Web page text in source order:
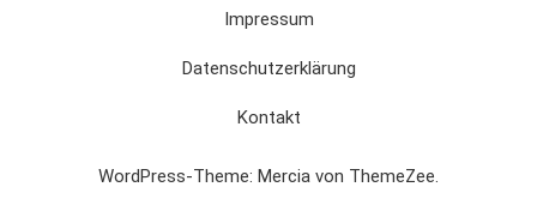
Impressum
Datenschutzerklärung
Kontakt
WordPress-Theme: Mercia von ThemeZee.